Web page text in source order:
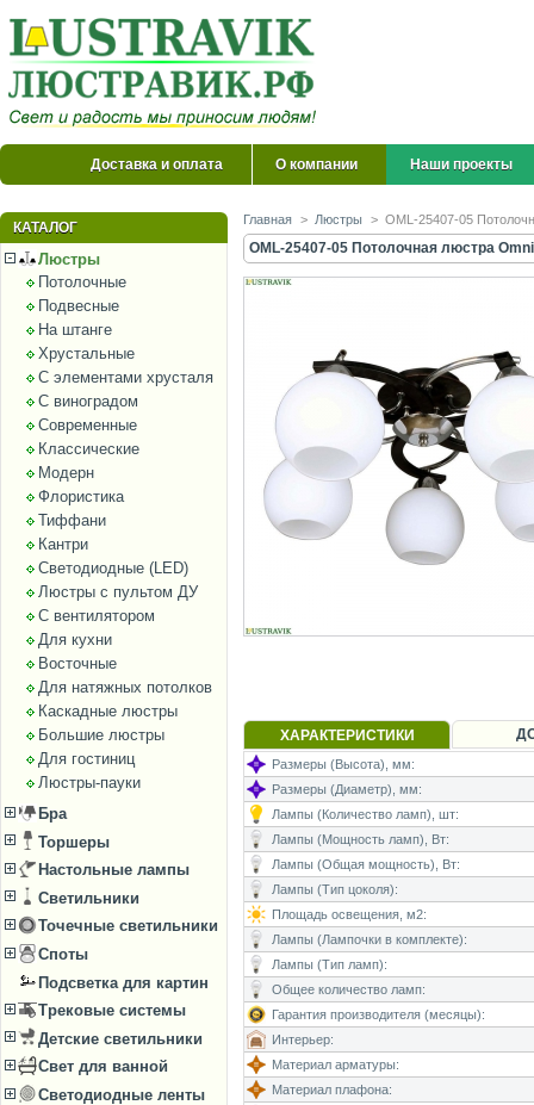
Доставка и оплата О компании Наши проекты
КАТАЛОГ
Люстры
Потолочные
Подвесные
На штанге
Хрустальные
С элементами хрусталя
С виноградом
Современные
Классические
Модерн
Флористика
Тиффани
Кантри
Светодиодные (LED)
Люстры с пультом ДУ
С вентилятором
Для кухни
Восточные
Для натяжных потолков
Каскадные люстры
Большие люстры
Для гостиниц
Люстры-пауки
Бра
Торшеры
Настольные лампы
Светильники
Точечные светильники
Споты
Подсветка для картин
Трековые системы
Детские светильники
Свет для ванной
Светодиодные ленты
Главная > Люстры > OML-25407-05
OML-25407-05 Потолочная люстра
ХАРАКТЕРИСТИКИ
Размеры (Высота), мм:
Размеры (Диаметр), мм:
Лампы (Количество ламп), шт:
Лампы (Мощность ламп), Вт:
Лампы (Общая мощность), Вт:
Лампы (Тип цоколя):
Площадь освещения, м2:
Лампы (Лампочки в комплекте):
Лампы (Тип ламп):
Общее количество ламп:
Гарантия производителя (месяцы):
Интерьер:
Материал арматуры:
Материал плафона: